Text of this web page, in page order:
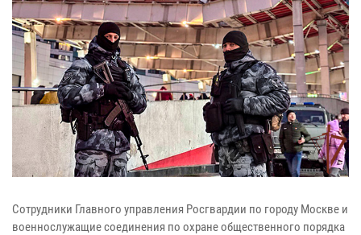
Сотрудники Главного управления Росгвардии по городу Москве и
военнослужащие соединения по охране общественного порядка